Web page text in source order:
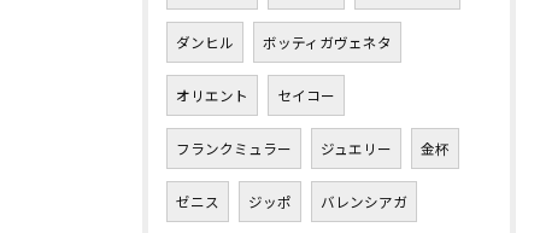
ダンヒル ボッティガヴェネタ
オリエント セイコー
フランクミュラー ジュエリー 金杯
ゼニス ジッポ バレンシアガ